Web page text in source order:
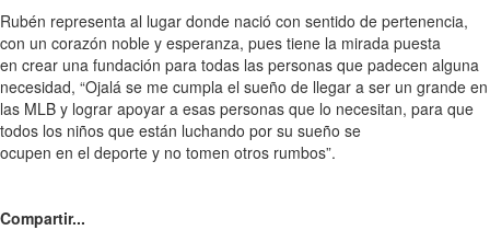
Rubén representa al lugar donde nació con sentido de pertenencia,
con un corazón noble y esperanza, pues tiene la mirada puesta
en crear una fundación para todas las personas que padecen alguna
necesidad, “Ojalá se me cumpla el sueño de llegar a ser un grande en
las MLB y lograr apoyar a esas personas que lo necesitan, para que
todos los niños que están luchando por su sueño se
ocupen en el deporte y no tomen otros rumbos”.
Compartir...